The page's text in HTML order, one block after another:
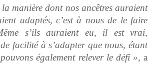
manière dont nos ancêtres auraient
adaptés, c’est à nous de le faire
s’ils auraient eu, il est vrai,
facilité à s’adapter que nous, étant
également relever le défi », a